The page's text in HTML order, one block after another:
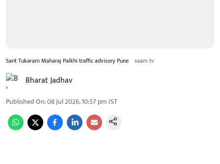
Sant Tukaram Maharaj Palkhi traffic advisory Pune saam tv
Bharat Jadhav
Published On:08 Jul 2026, 10:57 pm IST